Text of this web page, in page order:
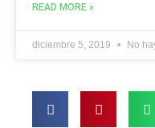
READ MORE »
diciembre 5, 2019 No